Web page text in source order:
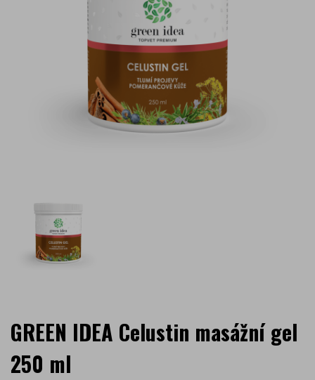
GREEN IDEA Celustin masážní gel
250 ml